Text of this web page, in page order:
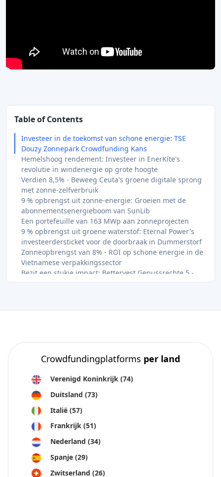
Table of Contents
Investeer in de toekomst van schone energie: TSE
Douzy Zonnepark Crowdfunding Kans
Hemelshoog rendement: Investeer in EnerKíte's
revolutie in windenergie op grote hoogte
Verdien 8,5% - Beweeg Ceuta's groene digitale sprong
met zonne-zelfverbruik
9 % opbrengst uit zonne-energie: Groeien met de
abonnementsenergieboom van SunLib
Een portefeuille van 163 MWp aan zonneprojecten
9 % opbrengst uit groene waterstof: Eternal Power's
investeerdersticket voor de doorbraak in Dummerstorf
Zonneopbrengst van 8% - ROI op schone energie in de
Vietnamese verpakkingssector
Bezit een stukje impact: Bettervest Genussrechte 5 -
Doe mee met de Groene Groei Beweging
Crowdfundingplatforms per land
Verenigd Koninkrijk (74)
Duitsland (73)
Italië (57)
Frankrijk (51)
Nederland (34)
Spanje (29)
Zwitserland (26)